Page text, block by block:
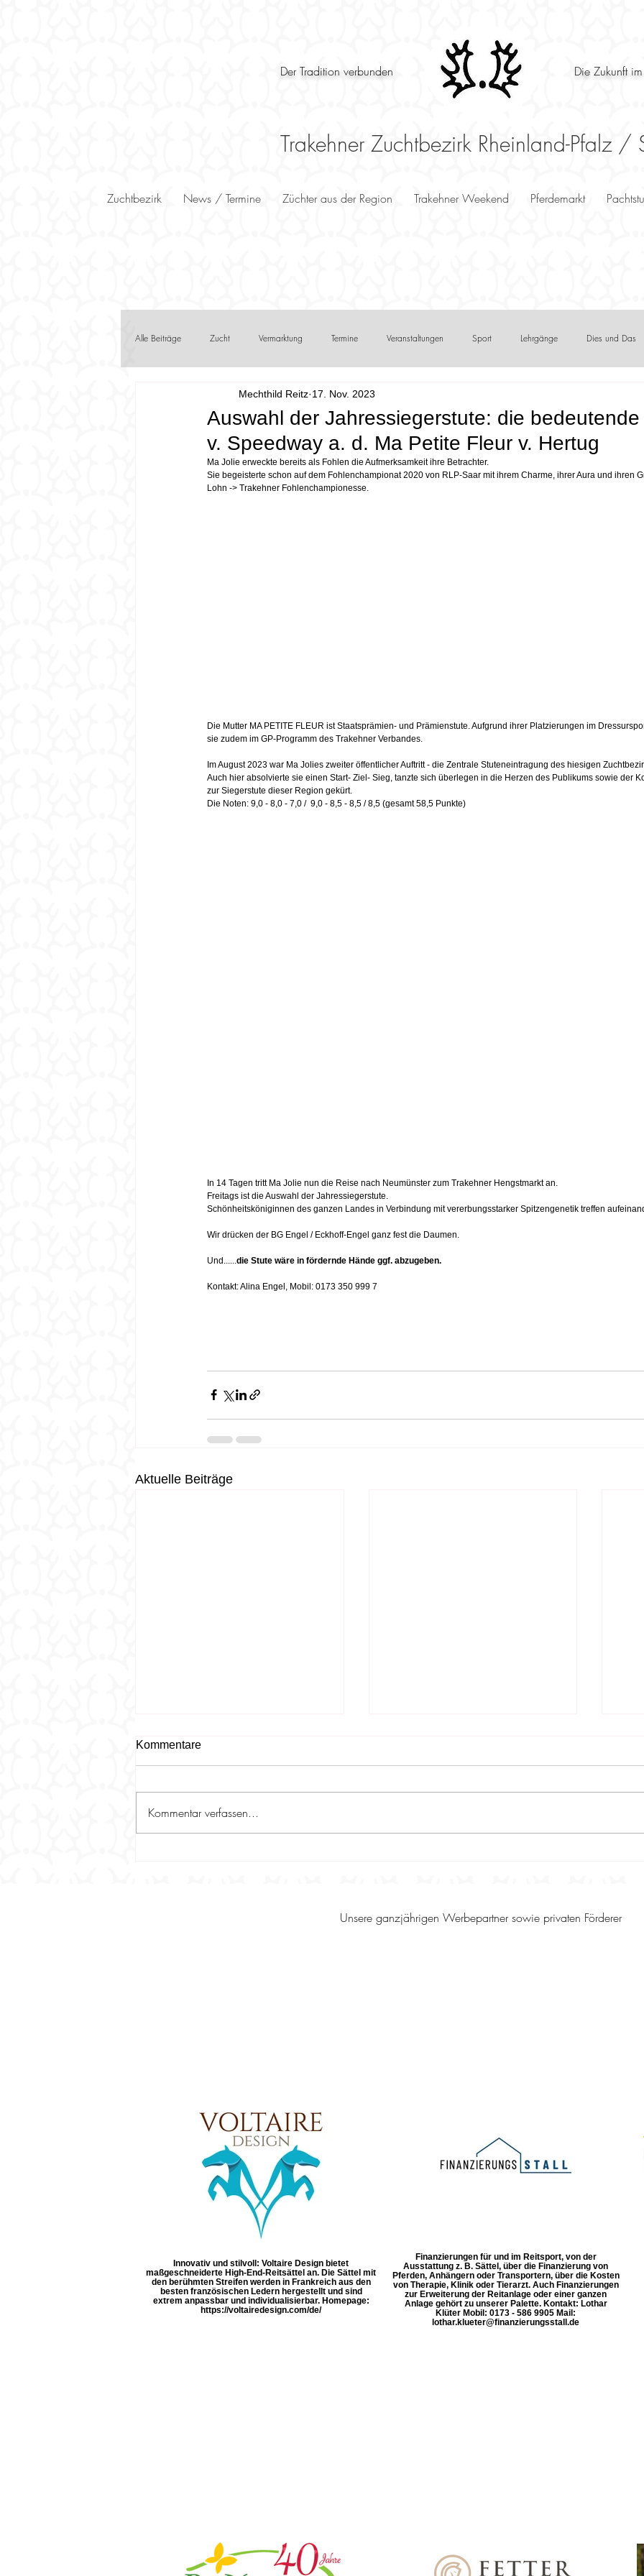
Der Tradition verbunden Die Zukunft
Trakehner Zuchtbezirk Rheinland-Pfalz /
Zuchtbezirk News / Termine Züchter aus der Region Trakehner Weekend Pferdemarkt
Alle Beiträge Zucht Vermarktung Termine Veranstaltungen Sport Lehrgänge Dies und Das
Frühlingsboten Förderer / Sponsoren
Auswahl der Jahressiegerstute: die
v. Speedway a. d. Ma Petite Fleur v. Hertug
Mechthild Reitz 17. Nov. 2023
Ma Jolie erweckte bereits als Fohlen die Aufmerksamkeit ihre Betrachter.
Sie begeisterte schon auf dem Fohlenchampionat 2020 von RLP-Saar mit ihrem Charme, ihrer Aura und ihren
Lohn -> Trakehner Fohlenchampionesse.
Die Mutter MA PETITE FLEUR ist Staatsprämien- und Prämienstute. Aufgrund ihrer Platzierungen im
sie zudem im GP-Programm des Trakehner Verbandes.
Im August 2023 war Ma Jolies zweiter öffentlicher Auftritt - die Zentrale Stuteneintragung des hiesigen
Auch hier absolvierte sie einen Start- Ziel- Sieg, tanzte sich überlegen in die Herzen des Publikums sowie der
zur Siegerstute dieser Region gekürt.
Die Noten: 9,0 - 8,0 - 7,0 /  9,0 - 8,5 - 8,5 / 8,5 (gesamt 58,5 Punkte)
In 14 Tagen tritt Ma Jolie nun die Reise nach Neumünster zum Trakehner Hengstmarkt an.
Freitags ist die Auswahl der Jahressiegerstute.
Schönheitsköniginnen des ganzen Landes in Verbindung mit vererbungsstarker Spitzengenetik treffen
Wir drücken der BG Engel / Eckhoff-Engel ganz fest die Daumen.
Und......die Stute wäre in fördernde Hände ggf. abzugeben.
Kontakt: Alina Engel, Mobil: 0173 350 999 7
Aktuelle Beiträge
Kommentare
Kommentar verfassen...
Unsere ganzjährigen Werbepartner sowie privaten Förderer
Innovativ und stilvoll: Voltaire Design bietet
maßgeschneiderte High-End-Reitsättel an. Die Sättel mit
den berühmten Streifen werden in Frankreich aus den
besten französischen Ledern hergestellt und sind
extrem anpassbar und individualisierbar. Homepage:
https://voltairedesign.com/de/
Finanzierungen für und im Reitsport, von der
Ausstattung z. B. Sättel, über die Finanzierung von
Pferden, Anhängern oder Transportern, über die Kosten
von Therapie, Klinik oder Tierarzt. Auch Finanzierungen
zur Erweiterung der Reitanlage oder einer ganzen
Anlage gehört zu unserer Palette. Kontakt: Lothar
Klüter Mobil: 0173 - 586 9905 Mail:
lothar.klueter@finanzierungsstall.de